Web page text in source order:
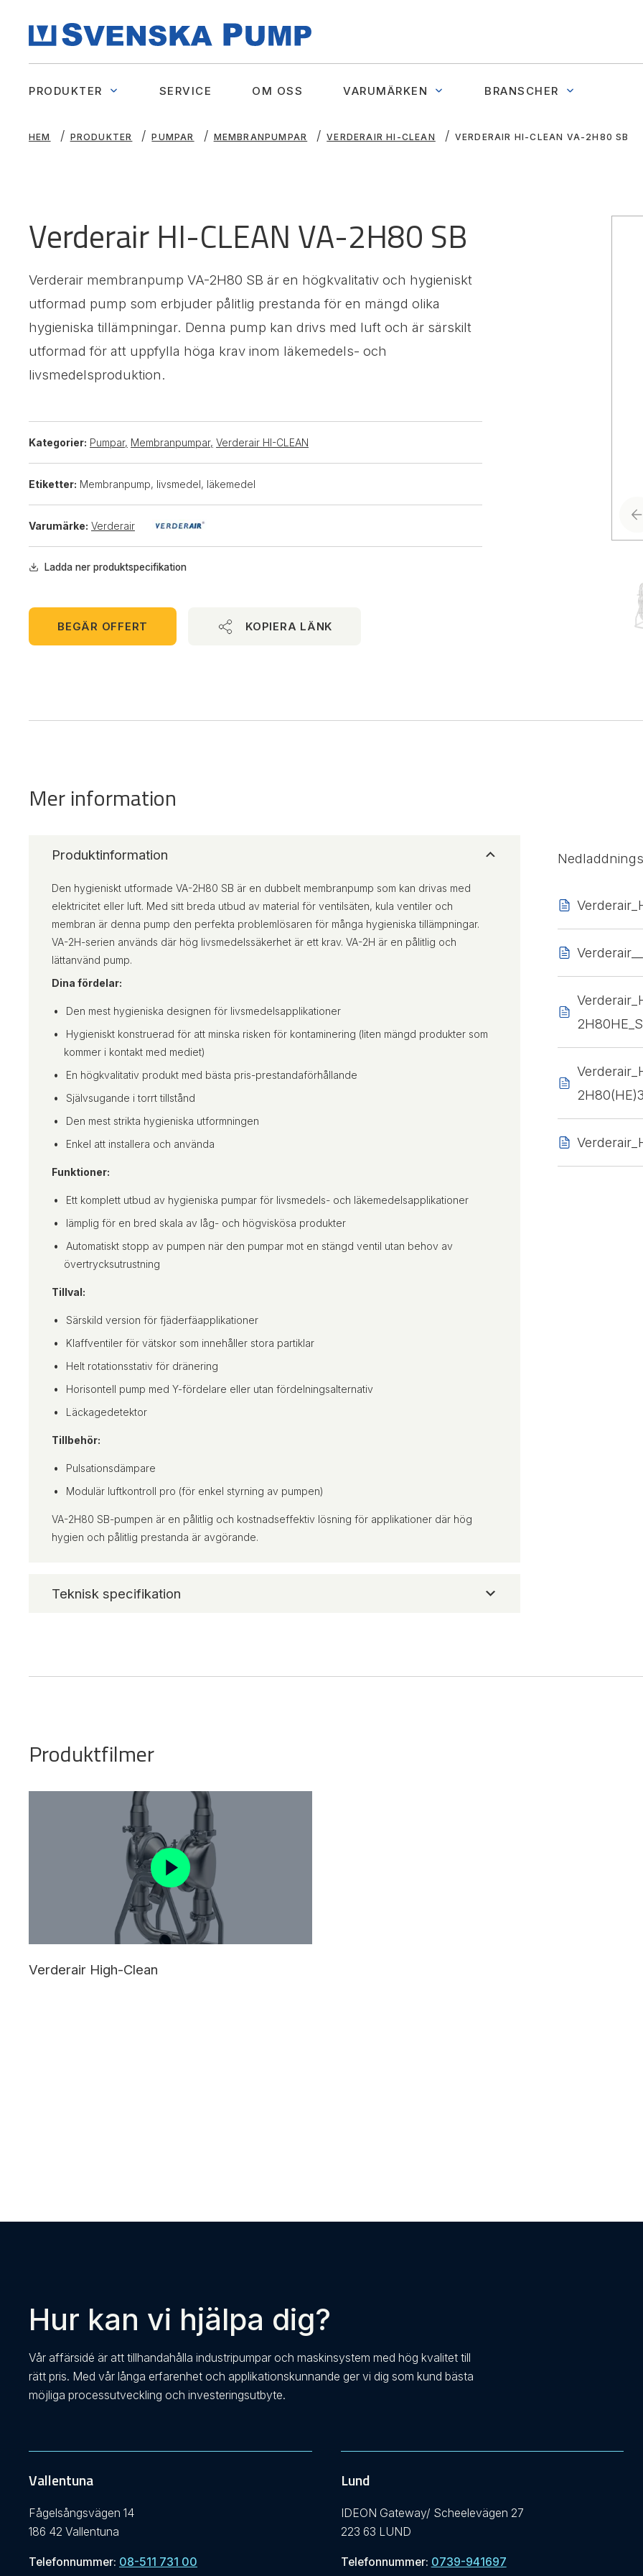
PRODUKTER SERVICE OM OSS VARUMÄRKEN BRANSCHER
HEM PRODUKTER PUMPAR MEMBRANPUMPAR VERDERAIR HI-CLEAN VERDERAIR HI-CLEAN VA-2H80 SB
Verderair HI-CLEAN VA-2H80 SB
Verderair membranpump VA-2H80 SB är en högkvalitativ och hygieniskt
utformad pump som erbjuder pålitlig prestanda för en mängd olika
hygieniska tillämpningar. Denna pump kan drivs med luft och är särskilt
utformad för att uppfylla höga krav inom läkemedels- och
livsmedelsproduktion.
Kategorier: Pumpar, Membranpumpar, Verderair HI-CLEAN
Etiketter: Membranpump, livsmedel, läkemedel
Varumärke: Verderair
Ladda ner produktspecifikation
BEGÄR OFFERT KOPIERA LÄNK
Mer information
Produktinformation
Den hygieniskt utformade VA-2H80 SB är en dubbelt membranpump som kan drivas med
elektricitet eller luft. Med sitt breda utbud av material för ventilsäten, kula ventiler och
membran är denna pump den perfekta problemlösaren för många hygieniska tillämpningar.
VA-2H-serien används där hög livsmedelssäkerhet är ett krav. VA-2H är en pålitlig och
lättanvänd pump.
Dina fördelar:
Den mest hygieniska designen för livsmedelsapplikationer
Hygieniskt konstruerad för att minska risken för kontaminering (liten mängd produkter som
kommer i kontakt med mediet)
En högkvalitativ produkt med bästa pris-prestandaförhållande
Självsugande i torrt tillstånd
Den mest strikta hygieniska utformningen
Enkel att installera och använda
Funktioner:
Ett komplett utbud av hygieniska pumpar för livsmedels- och läkemedelsapplikationer
lämplig för en bred skala av låg- och högviskösa produkter
Automatiskt stopp av pumpen när den pumpar mot en stängd ventil utan behov av
övertrycksutrustning
Tillval:
Särskild version för fjäderfäapplikationer
Klaffventiler för vätskor som innehåller stora partiklar
Helt rotationsstativ för dränering
Horisontell pump med Y-fördelare eller utan fördelningsalternativ
Läckagedetektor
Tillbehör:
Pulsationsdämpare
Modulär luftkontroll pro (för enkel styrning av pumpen)
VA-2H80 SB-pumpen är en pålitlig och kostnadseffektiv lösning för applikationer där hög
hygien och pålitlig prestanda är avgörande.
Teknisk specifikation
Produktfilmer
Verderair High-Clean
Hur kan vi hjälpa dig?
Vår affärsidé är att tillhandahålla industripumpar och maskinsystem med hög kvalitet till
rätt pris. Med vår långa erfarenhet och applikationskunnande ger vi dig som kund bästa
möjliga processutveckling och investeringsutbyte.
Vallentuna
Fågelsångsvägen 14
186 42 Vallentuna
Telefonnummer: 08-511 731 00
Lund
IDEON Gateway/ Scheelevägen 27
223 63 LUND
Telefonnummer: 0739-941697